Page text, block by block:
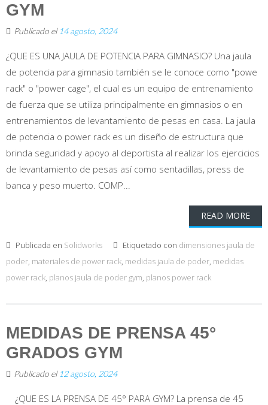
GYM
Publicado el 14 agosto, 2024
¿QUE ES UNA JAULA DE POTENCIA PARA GIMNASIO? Una jaula
de potencia para gimnasio también se le conoce como "powe
rack" o "power cage", el cual es un equipo de entrenamiento
de fuerza que se utiliza principalmente en gimnasios o en
entrenamientos de levantamiento de pesas en casa. La jaula
de potencia o power rack es un diseño de estructura que
brinda seguridad y apoyo al deportista al realizar los ejercicios
de levantamiento de pesas así como sentadillas, press de
banca y peso muerto. COMP...
READ MORE
Publicada en Solidworks Etiquetado con dimensiones jaula de
poder, materiales de power rack, medidas jaula de poder, medidas
power rack, planos jaula de poder gym, planos power rack
MEDIDAS DE PRENSA 45°
GRADOS GYM
Publicado el 12 agosto, 2024
¿QUE ES LA PRENSA DE 45° PARA GYM? La prensa de 45